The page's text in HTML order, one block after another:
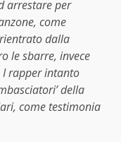
arrestare per
come
dalla
le sbarre, invece
I rapper intanto
della
come testimonia